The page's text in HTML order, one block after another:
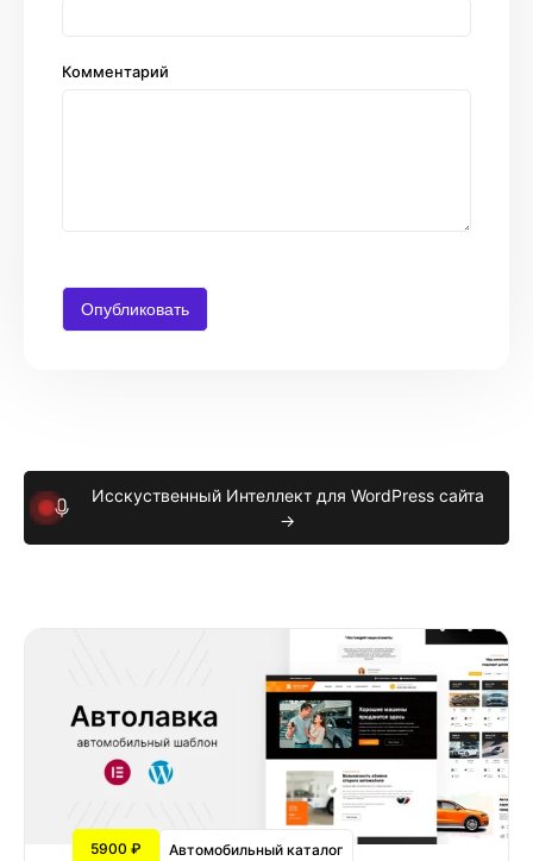
Комментарий
Исскуственный Интеллект для WordPress сайта
→
5900 ₽ Автомобильный каталог